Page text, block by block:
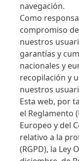
navegación.
Como
compromiso
nuestros
garantías y
nacionales y
recopilación y
nuestros
Esta web, por
el Reglamento
Europeo y del
relativo a la
(RGPD), la Ley